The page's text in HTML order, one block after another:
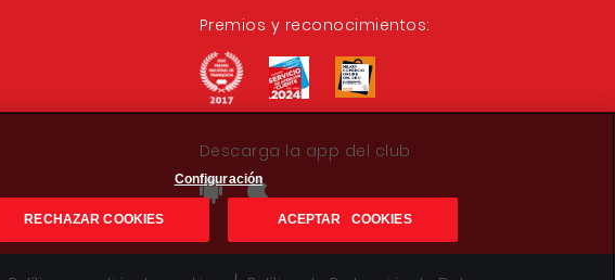
Premios y reconocimientos:
Descarga la app del club
Configuración
RECHAZAR COOKIES ACEPTAR COOKIES